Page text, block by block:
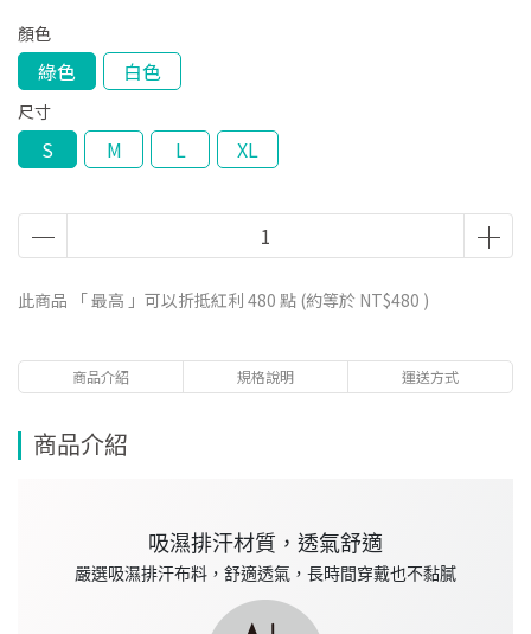
顏色
綠色 白色
尺寸
S M L XL
此商品 「 最高 」可以折抵紅利 480 點 (約等於 NT$480 )
商品介紹 規格說明 運送方式
商品介紹
吸濕排汗材質，透氣舒適
嚴選吸濕排汗布料，舒適透氣，長時間穿戴也不黏膩